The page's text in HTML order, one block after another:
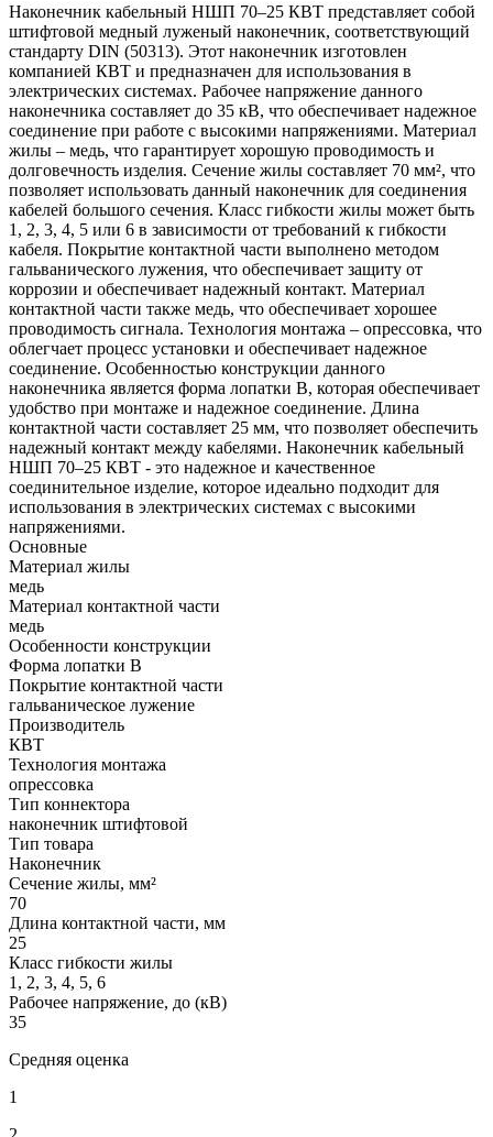
Наконечник кабельный НШП 70–25 КВТ представляет собой
штифтовой медный луженый наконечник, соответствующий
стандарту DIN (50313). Этот наконечник изготовлен
компанией КВТ и предназначен для использования в
электрических системах. Рабочее напряжение данного
наконечника составляет до 35 кВ, что обеспечивает надежное
соединение при работе с высокими напряжениями. Материал
жилы – медь, что гарантирует хорошую проводимость и
долговечность изделия. Сечение жилы составляет 70 мм², что
позволяет использовать данный наконечник для соединения
кабелей большого сечения. Класс гибкости жилы может быть
1, 2, 3, 4, 5 или 6 в зависимости от требований к гибкости
кабеля. Покрытие контактной части выполнено методом
гальванического лужения, что обеспечивает защиту от
коррозии и обеспечивает надежный контакт. Материал
контактной части также медь, что обеспечивает хорошее
проводимость сигнала. Технология монтажа – опрессовка, что
облегчает процесс установки и обеспечивает надежное
соединение. Особенностью конструкции данного
наконечника является форма лопатки В, которая обеспечивает
удобство при монтаже и надежное соединение. Длина
контактной части составляет 25 мм, что позволяет обеспечить
надежный контакт между кабелями. Наконечник кабельный
НШП 70–25 КВТ - это надежное и качественное
соединительное изделие, которое идеально подходит для
использования в электрических системах с высокими
напряжениями.
Основные
Материал жилы
медь
Материал контактной части
медь
Особенности конструкции
Форма лопатки В
Покрытие контактной части
гальваническое лужение
Производитель
КВТ
Технология монтажа
опрессовка
Тип коннектора
наконечник штифтовой
Тип товара
Наконечник
Сечение жилы, мм²
70
Длина контактной части, мм
25
Класс гибкости жилы
1, 2, 3, 4, 5, 6
Рабочее напряжение, до (кВ)
35
Средняя оценка
1